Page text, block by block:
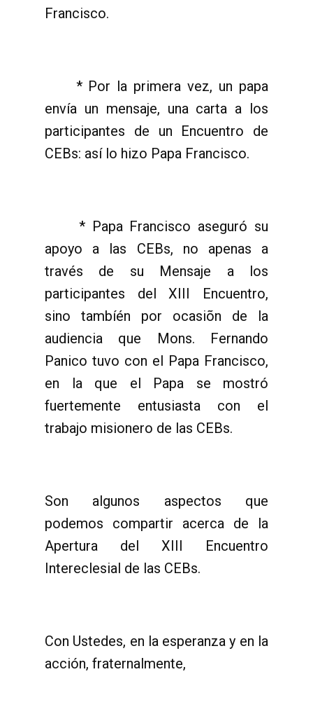
Francisco.
* Por la primera vez, un papa
envía un mensaje, una carta a los
participantes de un Encuentro de
CEBs: así lo hizo Papa Francisco.
* Papa Francisco aseguró su
apoyo a las CEBs, no apenas a
través de su Mensaje a los
participantes del XIII Encuentro,
sino tambíén por ocasiõn de la
audiencia que Mons. Fernando
Panico tuvo con el Papa Francisco,
en la que el Papa se mostró
fuertemente entusiasta con el
trabajo misionero de las CEBs.
Son algunos aspectos que
podemos compartir acerca de la
Apertura del XIII Encuentro
Intereclesial de las CEBs.
Con Ustedes, en la esperanza y en la
acción, fraternalmente,